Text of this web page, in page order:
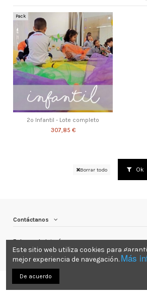
Pack
2º Infantil - Lote completo
307,85 €
Borrar todo Ok
Contáctanos
Enlaces de interés
Este sitio web utiliza cookies para
mejor experiencia de navegación. Más
De acuerdo